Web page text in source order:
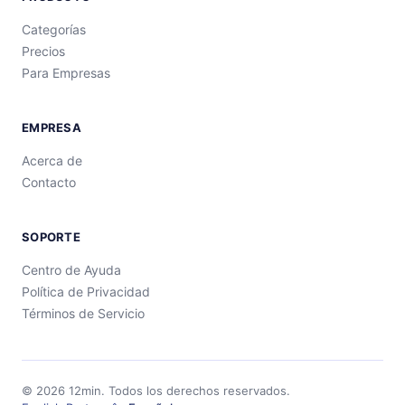
Categorías
Precios
Para Empresas
EMPRESA
Acerca de
Contacto
SOPORTE
Centro de Ayuda
Política de Privacidad
Términos de Servicio
© 2026 12min. Todos los derechos reservados.